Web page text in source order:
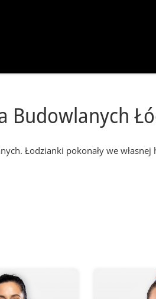
Budowlanych
Łodzianki pokonały we